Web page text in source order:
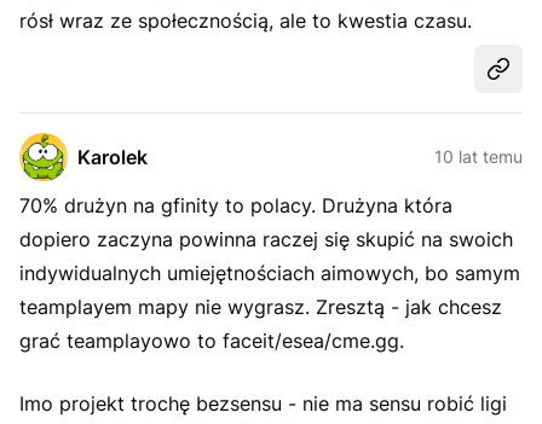
rósł wraz ze społecznością, ale to kwestia czasu.
Karolek 10 lat temu
70% drużyn na gfinity to polacy. Drużyna która
dopiero zaczyna powinna raczej się skupić na swoich
indywidualnych umiejętnościach aimowych, bo samym
teamplayem mapy nie wygrasz. Zresztą - jak chcesz
grać teamplayowo to faceit/esea/cme.gg.
Imo projekt trochę bezsensu - nie ma sensu robić ligi